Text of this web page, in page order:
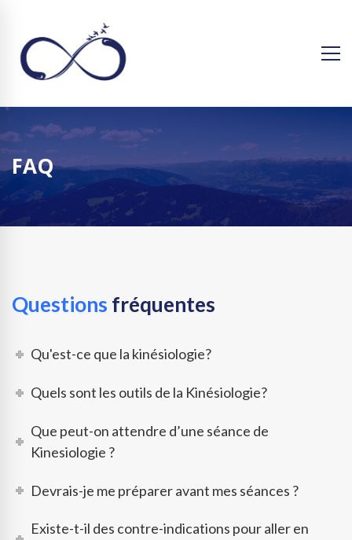
FAQ
Questions fréquentes
Qu'est-ce que la kinésiologie?
Quels sont les outils de la Kinésiologie?
Que peut-on attendre d’une séance de
Kinesiologie ?
Devrais-je me préparer avant mes séances ?
Existe-t-il des contre-indications pour aller en